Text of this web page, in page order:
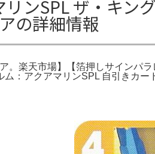
ンSPL ザ・キン
の詳細情報
楽天市場】【箔押しサインパ
：アクアマリンSPL 自引きカー